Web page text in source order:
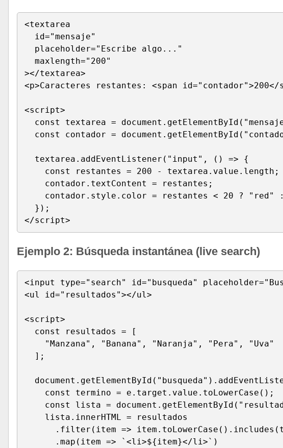
<textarea
  id="mensaje"
  placeholder="Escribe algo..."
  maxlength="200"
></textarea>
<p>Caracteres restantes: <span id="contador">200</
<script>
const textarea =
const contador =
  textarea.addEventListener("input", () => {
    const restantes = 200 - textarea.value.length;
    contador.textContent = restantes;
contador.style.color = restantes < 20 ? "red"
  });
</script>
Ejemplo 2: Búsqueda instantánea (live search)
<input type="search" id="busqueda"
<ul id="resultados"></ul>
<script>
  const resultados = [
    "Manzana", "Banana", "Naranja", "Pera", "Uva"
  ];
    const termino = e.target.value.toLowerCase();
const lista =
    lista.innerHTML = resultados
.filter(item =>
      .map(item => `<li>${item}</li>`)